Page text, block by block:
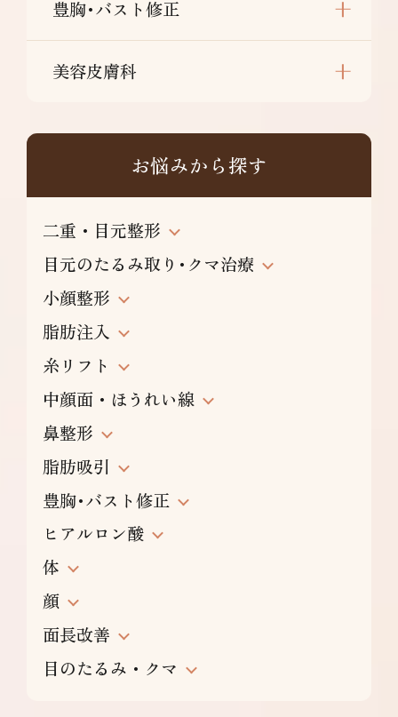
豊胸･バスト修正
美容皮膚科
お悩みから探す
二重・目元整形
目元のたるみ取り･クマ治療
小顔整形
脂肪注入
糸リフト
中顔面・ほうれい線
鼻整形
脂肪吸引
豊胸･バスト修正
ヒアルロン酸
体
顔
面長改善
目のたるみ・クマ